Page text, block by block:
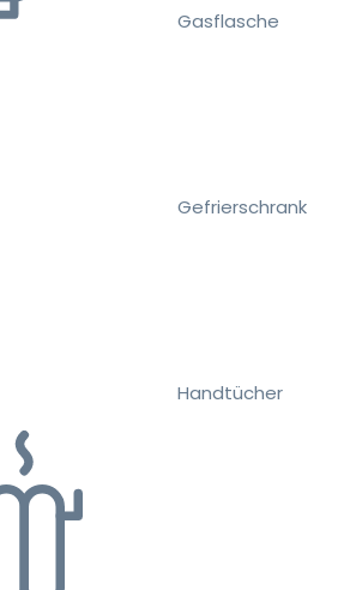
Gasflasche
Gefrierschrank
Handtücher